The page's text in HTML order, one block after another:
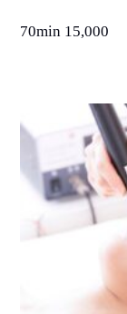
70min 15,000